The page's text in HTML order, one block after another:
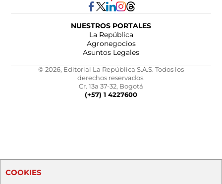
NUESTROS PORTALES
La República
Agronegocios
Asuntos Legales
© 2026, Editorial La República S.A.S. Todos los
derechos reservados.
Cr. 13a 37-32, Bogotá
(+57) 1 4227600
COOKIES